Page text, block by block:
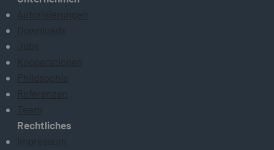
Autorisierungen
Downloads
Jobs
Kooperationen
Philosophie
Referenzen
Team
Rechtliches
Impressum